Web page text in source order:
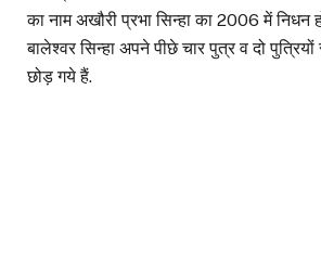
का नाम अखौरी प्रभा सिन्हा का 2006 में निधन
बालेश्वर सिन्हा अपने पीछे चार पुत्र व दो पुत्रियों
छोड़ गये हैं.